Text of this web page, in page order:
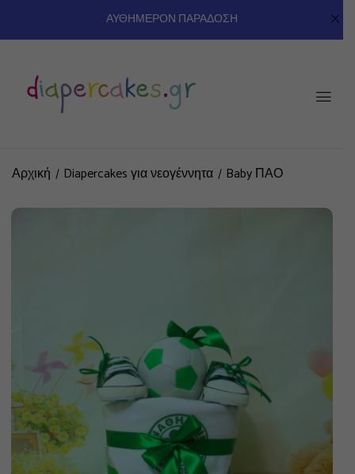
ΑΥΘΗΜΕΡΟΝ ΠΑΡΑΔΟΣΗ
Αρχική Diapercakes για νεογέννητα Baby ΠΑΟ